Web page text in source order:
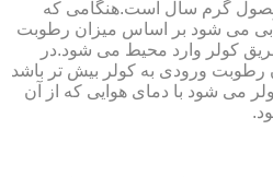
فصول گرم سال است.هنگامی که
می شود بر اساس میزان رطوبت
کولر وارد محیط می شود.در
رطوبت ورودی به کولر بیش تر باشد
می شود با دمای هوایی که از آن